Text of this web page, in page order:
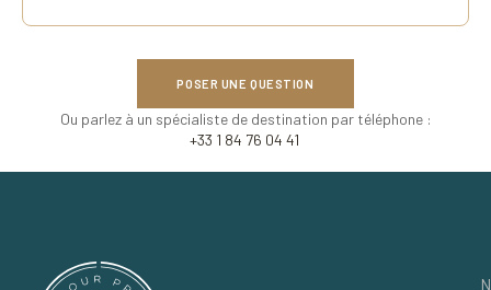
POSER UNE QUESTION
Ou parlez à un spécialiste de destination par téléphone :
+33 1 84 76 04 41